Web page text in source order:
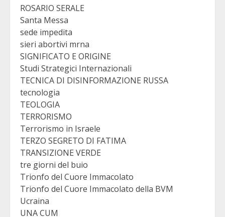
ROSARIO SERALE
Santa Messa
sede impedita
sieri abortivi mrna
SIGNIFICATO E ORIGINE
Studi Strategici Internazionali
TECNICA DI DISINFORMAZIONE RUSSA
tecnologia
TEOLOGIA
TERRORISMO
Terrorismo in Israele
TERZO SEGRETO DI FATIMA
TRANSIZIONE VERDE
tre giorni del buio
Trionfo del Cuore Immacolato
Trionfo del Cuore Immacolato della BVM
Ucraina
UNA CUM